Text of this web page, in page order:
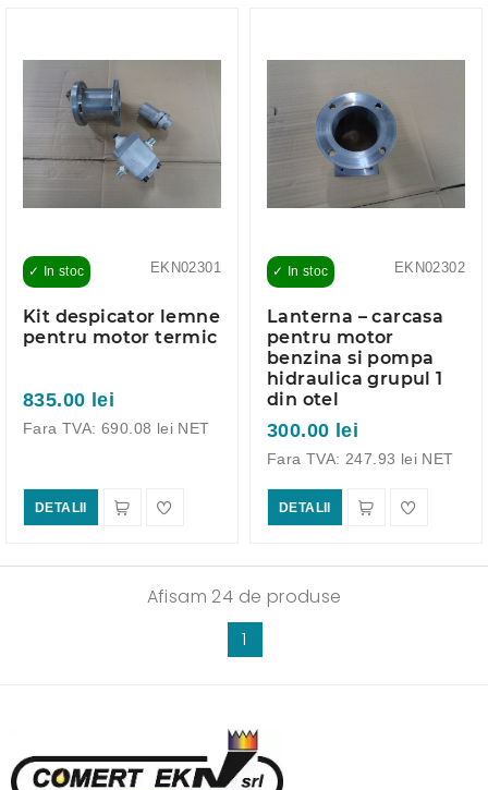
EKN02301
✓ In stoc
Kit despicator lemne
pentru motor termic
835.00 lei
Fara TVA: 690.08 lei NET
DETALII
EKN02302
✓ In stoc
Lanterna – carcasa
pentru motor
benzina si pompa
hidraulica grupul 1
din otel
300.00 lei
Fara TVA: 247.93 lei NET
DETALII
Afisam 24 de produse
1